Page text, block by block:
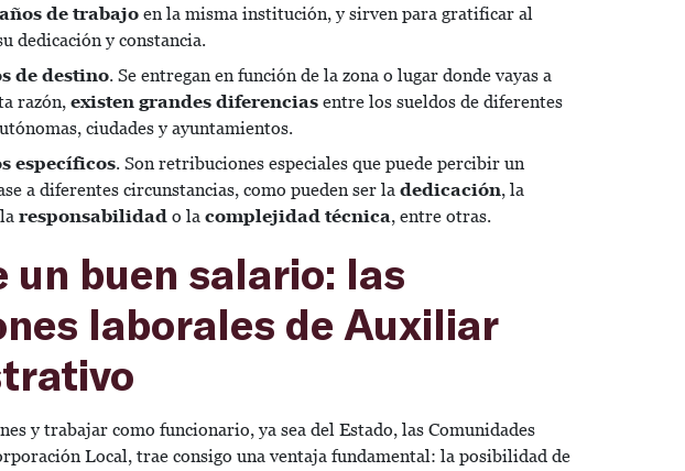
de trabajo en la misma institución, y sirven para gratificar al
dedicación y constancia.
de destino. Se entregan en función de la zona o lugar donde vayas a
razón, existen grandes diferencias entre los sueldos de diferentes
ciudades y ayuntamientos.
específicos. Son retribuciones especiales que puede percibir un
a diferentes circunstancias, como pueden ser la dedicación, la
responsabilidad o la complejidad técnica, entre otras.
un buen salario: las
laborales de Auxiliar
y trabajar como funcionario, ya sea del Estado, las Comunidades
Local, trae consigo una ventaja fundamental: la posibilidad de